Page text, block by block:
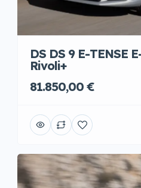
DS DS 9 E-TENSE
Rivoli+
81.850,00 €